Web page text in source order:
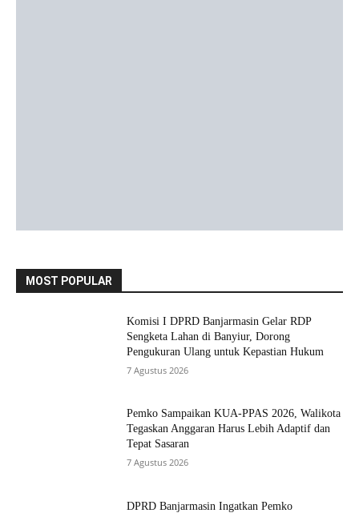
MOST POPULAR
Komisi I DPRD Banjarmasin Gelar RDP
Sengketa Lahan di Banyiur, Dorong
Pengukuran Ulang untuk Kepastian Hukum
7 Agustus 2026
Pemko Sampaikan KUA-PPAS 2026, Walikota
Tegaskan Anggaran Harus Lebih Adaptif dan
Tepat Sasaran
7 Agustus 2026
DPRD Banjarmasin Ingatkan Pemko